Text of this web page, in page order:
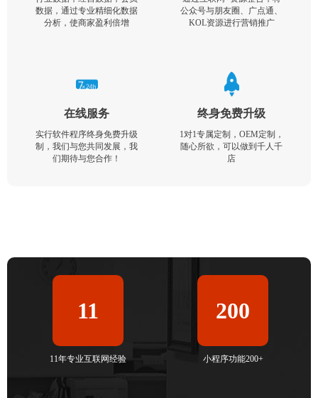
数据，通过专业精细化数据
分析，使商家盈利倍增
公众号与朋友圈、广点通、
KOL资源进行营销推广
在线服务
实行软件程序终身免费升级
制，我们与您共同发展，我
们期待与您合作！
终身免费升级
1对1专属定制，OEM定制，
随心所欲，可以做到千人千
店
11
11年专业互联网经验
200
小程序功能200+